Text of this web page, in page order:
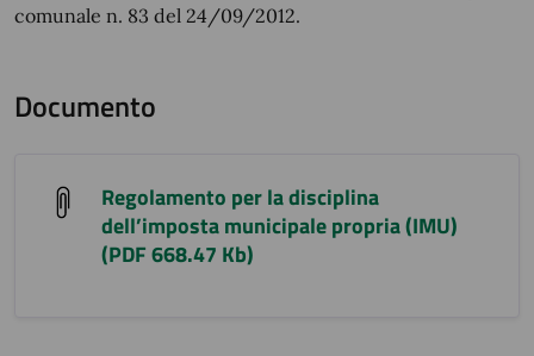
comunale n. 83 del 24/09/2012.
Documento
Regolamento per la disciplina
dell’imposta municipale propria (IMU)
(PDF 668.47 Kb)